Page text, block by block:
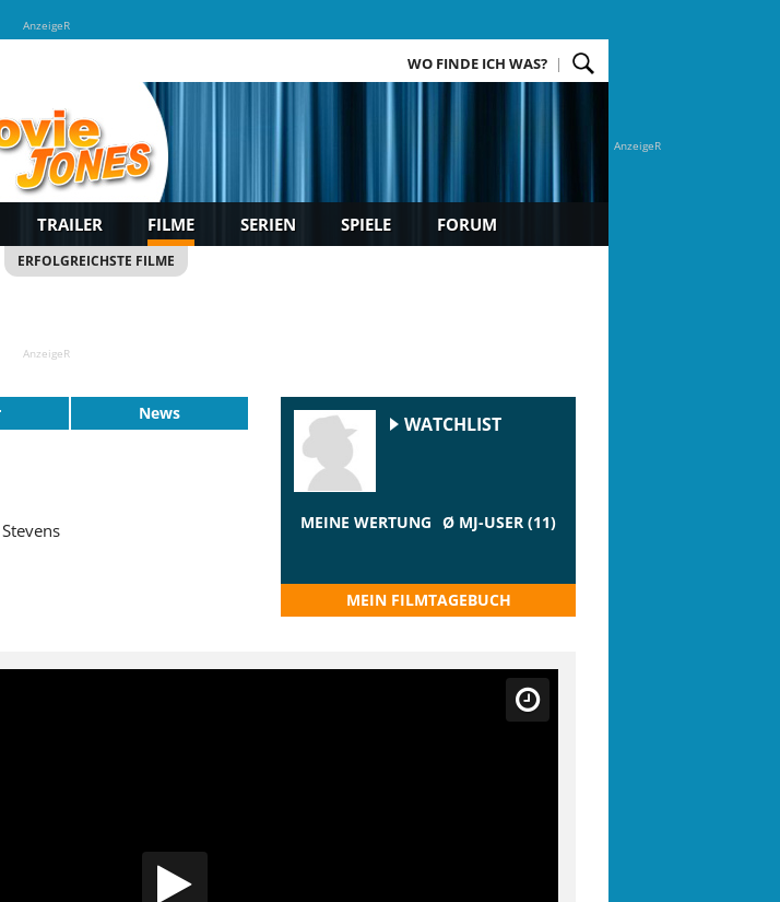
AnzeigeR
AnzeigeR
WO FINDE ICH WAS?
TRAILER FILME SERIEN SPIELE FORUM
ERFOLGREICHSTE FILME
AnzeigeR
News WATCHLIST
MEINE WERTUNG Ø MJ-USER (11)
MEIN FILMTAGEBUCH